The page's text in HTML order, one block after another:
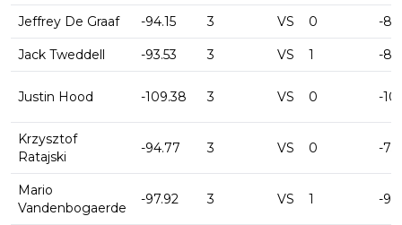
Jeffrey De Graaf -94.15 3 VS 0 -
Jack Tweddell -93.53 3 VS 1 -
Justin Hood -109.38 3 VS 0 -
Krzysztof
Ratajski
-94.77 3 VS 0 -
Mario
Vandenbogaerde
-97.92 3 VS 1 -